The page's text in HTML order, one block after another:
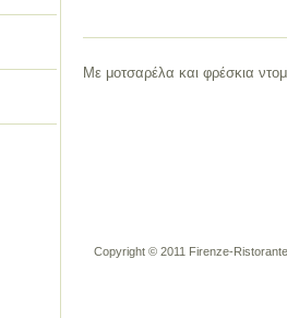
Με μοτσαρέλα και φρέσκια
Copyright © 2011 Firenze-